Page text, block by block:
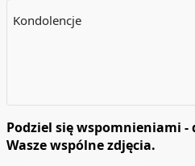
Kondolencje
Podziel się wspomnieniami -
Wasze wspólne zdjęcia.